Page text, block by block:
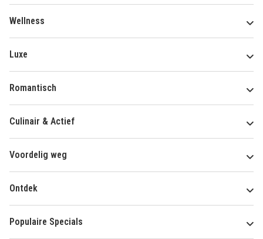
Wellness
Luxe
Romantisch
Culinair & Actief
Voordelig weg
Ontdek
Populaire Specials